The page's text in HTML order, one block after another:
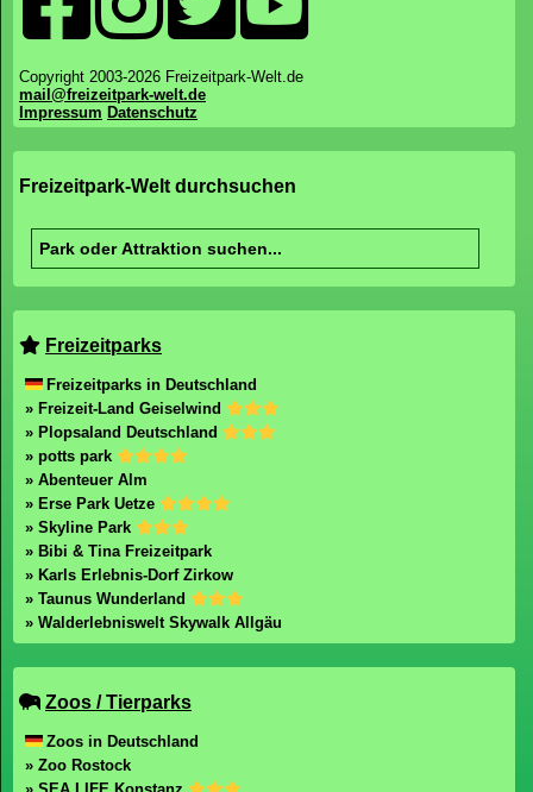
Copyright 2003-2026 Freizeitpark-Welt.de
mail@freizeitpark-welt.de
Impressum Datenschutz
Freizeitpark-Welt durchsuchen
Freizeitparks
Freizeitparks in Deutschland
» Freizeit-Land Geiselwind
» Plopsaland Deutschland
» potts park
» Abenteuer Alm
» Erse Park Uetze
» Skyline Park
» Bibi & Tina Freizeitpark
» Karls Erlebnis-Dorf Zirkow
» Taunus Wunderland
» Walderlebniswelt Skywalk Allgäu
Zoos / Tierparks
Zoos in Deutschland
» Zoo Rostock